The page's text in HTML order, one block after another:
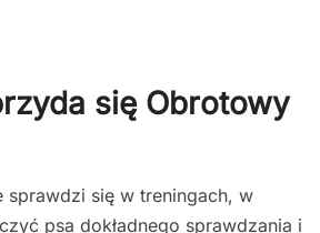
się Obrotowy
sprawdzi się w treningach, w
psa dokładnego sprawdzania i